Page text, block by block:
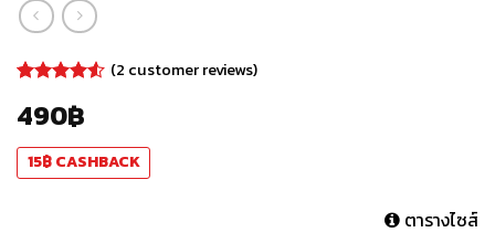
4.50out
based on
customer
ratings
(2 customer reviews)
490฿
15฿CASHBACK
ตารางไซส์